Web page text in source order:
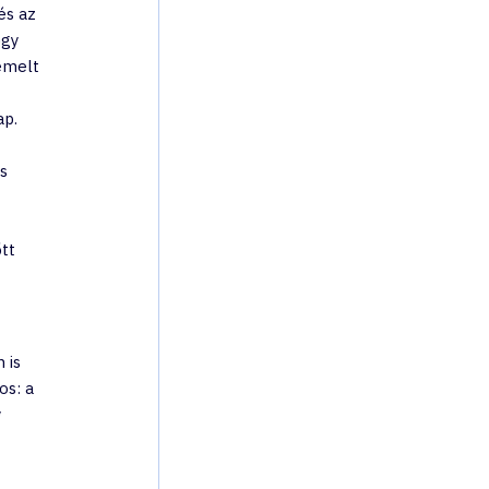
az
is
a